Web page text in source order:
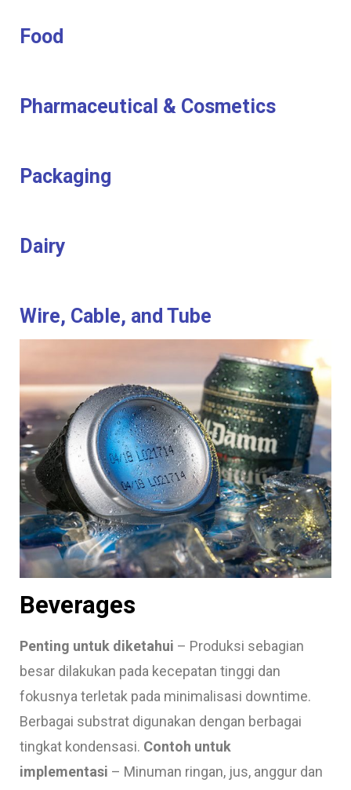
Food
Pharmaceutical & Cosmetics
Packaging
Dairy
Wire, Cable, and Tube
Beverages
Penting untuk diketahui – Produksi sebagian
besar dilakukan pada kecepatan tinggi dan
fokusnya terletak pada minimalisasi downtime.
Berbagai substrat digunakan dengan berbagai
tingkat kondensasi. Contoh untuk
implementasi – Minuman ringan, jus, anggur dan